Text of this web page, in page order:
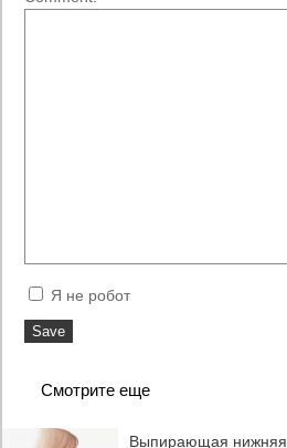
Я не робот
Смотрите еще
Выпирающая нижняя